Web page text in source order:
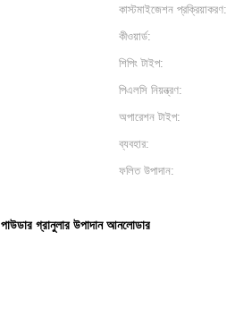
কাস্টমাইজেশন প্রক্রিয়াকরণ:
কীওয়ার্ড:
শিপিং টাইপ:
পিএলসি নিয়ন্ত্রণ:
অপারেশন টাইপ:
ব্যবহার:
ফলিত উপাদান:
পাউডার গ্রানুলার উপাদান আনলোডার